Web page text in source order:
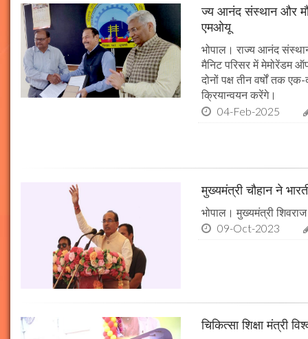
ज्य आनंद संस्थान और
एमओयू
भोपाल। राज्य आनंद
मैनिट परिसर में मेमोरेंडम
दोनों पक्ष तीन वर्षों तक
क्रियान्वयन करेंगे।
04-Feb-2025
मुख्यमंत्री चौहान ने
भोपाल। मुख्यमंत्री
09-Oct-2023
चिकित्सा शिक्षा मंत्री